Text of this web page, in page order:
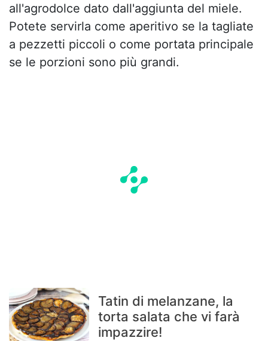
all'agrodolce dato dall'aggiunta del miele.
Potete servirla come aperitivo se la tagliate
a pezzetti piccoli o come portata principale
se le porzioni sono più grandi.
Tatin di melanzane, la
torta salata che vi farà
impazzire!